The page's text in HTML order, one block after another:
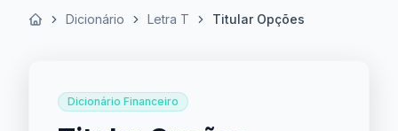
Início Dicionário Letra T Titular Opções
Dicionário Financeiro